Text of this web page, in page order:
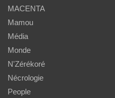
MACENTA
Mamou
Média
Monde
N'Zérékoré
Nécrologie
People